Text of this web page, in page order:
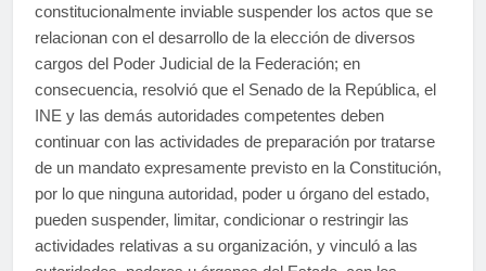
constitucionalmente inviable suspender los actos que se
relacionan con el desarrollo de la elección de diversos
cargos del Poder Judicial de la Federación; en
consecuencia, resolvió que el Senado de la República, el
INE y las demás autoridades competentes deben
continuar con las actividades de preparación por tratarse
de un mandato expresamente previsto en la Constitución,
por lo que ninguna autoridad, poder u órgano del estado,
pueden suspender, limitar, condicionar o restringir las
actividades relativas a su organización, y vinculó a las